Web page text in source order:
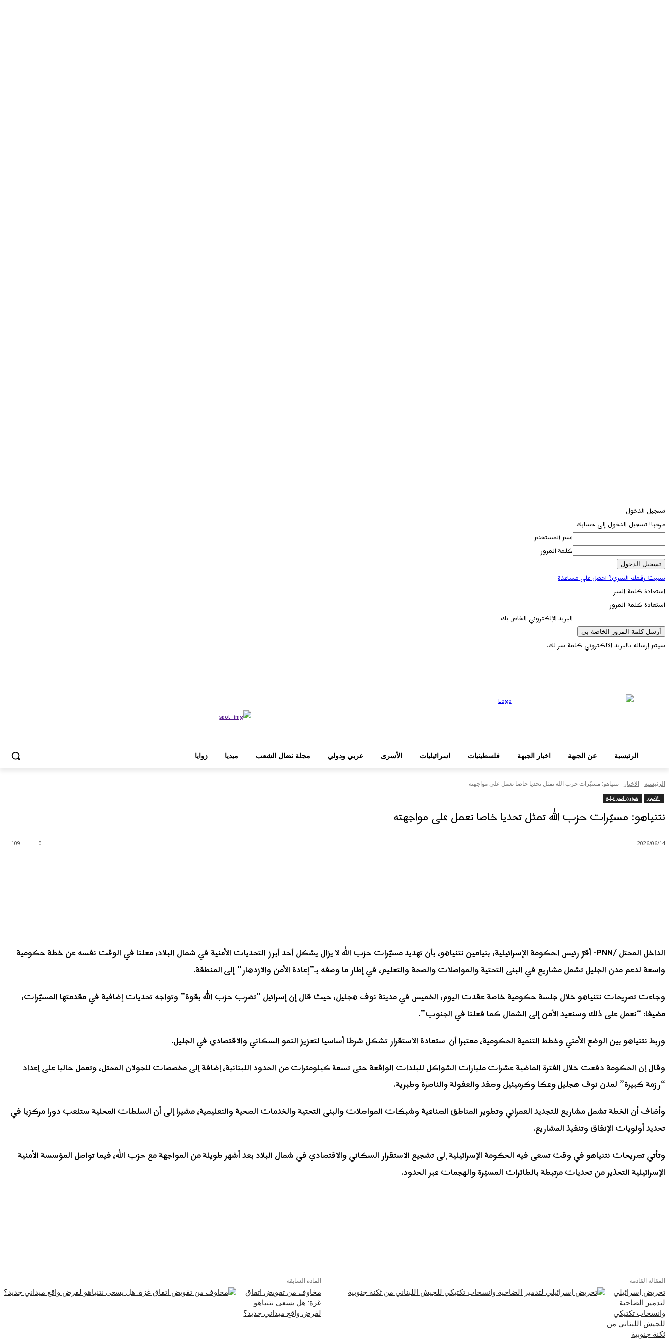
تسجيل الدخول
مرحبا! تسجيل الدخول إلى حسابك
اسم المستخدم
كلمة المرور
نسيت رقمك السري؟ احصل على مساعدة
استعادة كلمة السر
استعادة كلمة المرور
البريد الإلكتروني الخاص بك
سيتم إرساله بالبريد الالكتروني كلمة سر لك.
الرئيسية عن الجبهة اخبار الجبهة فلسطينيات اسرائيليات الأسرى عربي ودولي مجلة نضال الشعب ميديا زوايا
الرئيسية الاخبار نتنياهو: مسيّرات حزب الله تمثل تحديا خاصا نعمل على مواجهته
الاخبار شؤون اسرائيلية
نتنياهو: مسيّرات حزب الله تمثل تحديا خاصا نعمل على مواجهته
0
109 2026/06/14
الداخل المحتل /PNN- أقرّ رئيس الحكومة الإسرائيلية، بنيامين نتنياهو، بأن تهديد مسيّرات حزب الله لا يزال يشكل أحد أبرز التحديات الأمنية في شمال البلاد، معلنا في الوقت نفسه عن خطة حكومية
واسعة لدعم مدن الجليل تشمل مشاريع في البنى التحتية والمواصلات والصحة والتعليم، في إطار ما وصفه بـ”إعادة الأمن والازدهار” إلى المنطقة.
وجاءت تصريحات نتنياهو خلال جلسة حكومية خاصة عقدت اليوم، الخميس في مدينة نوف هجليل، حيث قال إن إسرائيل “تضرب حزب الله بقوة” وتواجه تحديات إضافية في مقدمتها المسيّرات،
مضيفا: “نعمل على ذلك وسنعيد الأمن إلى الشمال كما فعلنا في الجنوب”.
وربط نتنياهو بين الوضع الأمني وخطط التنمية الحكومية، معتبرا أن استعادة الاستقرار تشكل شرطا أساسيا لتعزيز النمو السكاني والاقتصادي في الجليل.
وقال إن الحكومة دفعت خلال الفترة الماضية عشرات مليارات الشواكل للبلدات الواقعة حتى تسعة كيلومترات من الحدود اللبنانية، إضافة إلى مخصصات للجولان المحتل، وتعمل حاليا على إعداد
“رزمة كبيرة” لمدن نوف هجليل وعكا وكرميئيل وصفد والعفولة والناصرة وطبرية.
وأضاف أن الخطة تشمل مشاريع للتجديد العمراني وتطوير المناطق الصناعية وشبكات المواصلات والبنى التحتية والخدمات الصحية والتعليمية، مشيرا إلى أن السلطات المحلية ستلعب دورا مركزيا في
تحديد أولويات الإنفاق وتنفيذ المشاريع.
وتأتي تصريحات نتنياهو في وقت تسعى فيه الحكومة الإسرائيلية إلى تشجيع الاستقرار السكاني والاقتصادي في شمال البلاد بعد أشهر طويلة من المواجهة مع حزب الله، فيما تواصل المؤسسة الأمنية
الإسرائيلية التحذير من تحديات مرتبطة بالطائرات المسيّرة والهجمات عبر الحدود.
المادة السابقة
مخاوف من تقويض اتفاق
غزة: هل يسعى نتنياهو
لفرض واقع ميداني جديد؟
المقالة القادمة
تحريض إسرائيلي
لتدمير الضاحية
وانسحاب تكتيكي
للجيش اللبناني من
ثكنة جنوبية